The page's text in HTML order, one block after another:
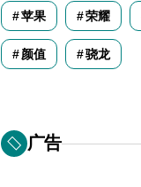
苹果 荣耀
颜值 骁龙
广告